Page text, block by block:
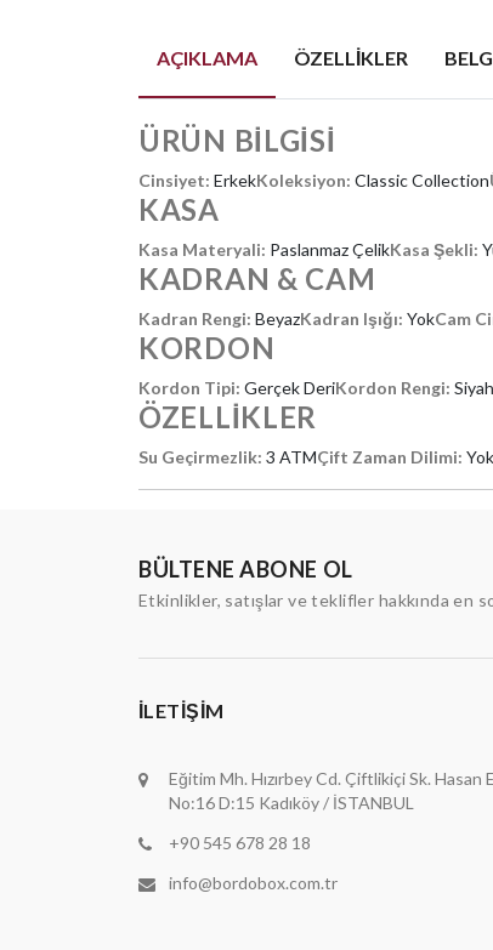
AÇIKLAMA ÖZELLIKLER
ÜRÜN BİLGİSİ
Cinsiyet: ErkekKoleksiyon: Classic Collection
KASA
Kasa Materyali: Paslanmaz ÇelikKasa Şekli:
KADRAN & CAM
Kadran Rengi: BeyazKadran Işığı: YokCam
KORDON
Kordon Tipi: Gerçek DeriKordon Rengi: Siyah
ÖZELLİKLER
Su Geçirmezlik: 3 ATMÇift Zaman Dilimi: Yok
BÜLTENE ABONE OL
Etkinlikler, satışlar ve teklifler hakkında en
İLETIŞIM
Eğitim Mh. Hızırbey Cd. Çiftlikiçi Sk. Hasan
No:16 D:15 Kadıköy / İSTANBUL
+90 545 678 28 18
info@bordobox.com.tr